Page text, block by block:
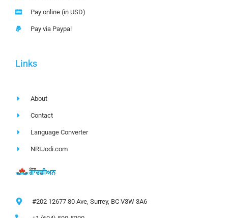
Pay online (in USD)
Pay via Paypal
Links
About
Contact
Language Converter
NRIJodi.com
#202 12677 80 Ave, Surrey, BC V3W 3A6